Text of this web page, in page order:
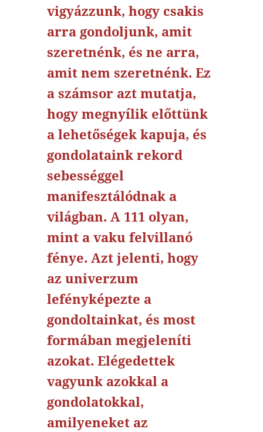
vigyázzunk, hogy csakis
arra gondoljunk, amit
szeretnénk, és ne arra,
amit nem szeretnénk. Ez
a számsor azt mutatja,
hogy megnyílik előttünk
a lehetőségek kapuja, és
gondolataink rekord
sebességgel
manifesztálódnak a
világban. A 111 olyan,
mint a vaku felvillanó
fénye. Azt jelenti, hogy
az univerzum
lefényképezte a
gondoltainkat, és most
formában megjeleníti
azokat. Elégedettek
vagyunk azokkal a
gondolatokkal,
amilyeneket az